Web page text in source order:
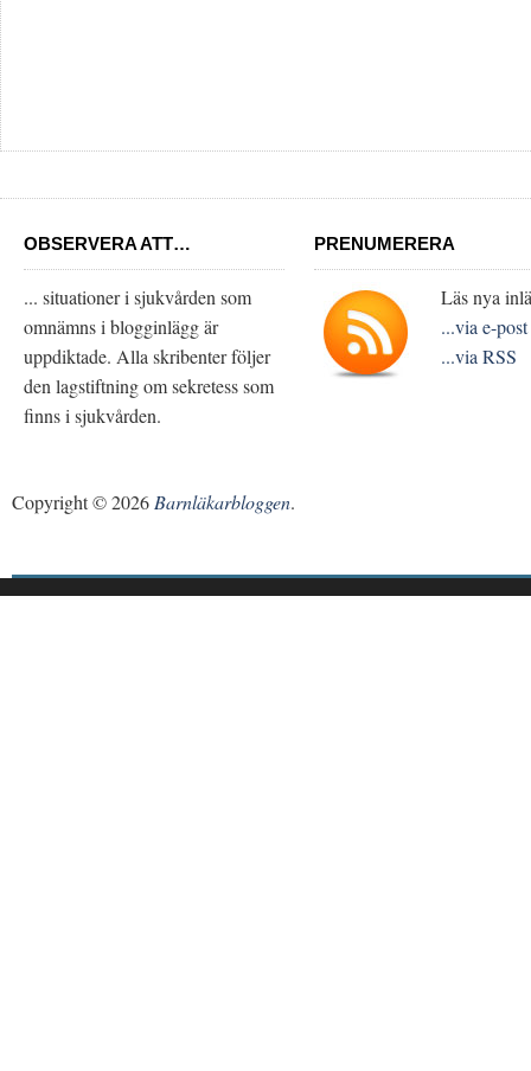
OBSERVERA ATT…
... situationer i sjukvården som
omnämns i blogginlägg är
uppdiktade. Alla skribenter följer
den lagstiftning om sekretess som
finns i sjukvården.
PRENUMERERA
Läs nya
...via e-post
...via RSS
Copyright © 2026 Barnläkarbloggen.